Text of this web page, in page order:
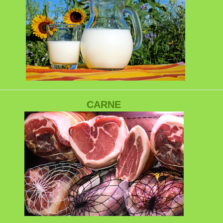
și conţine proteine, lipide, glucide (lactoză), minerale
CARNE